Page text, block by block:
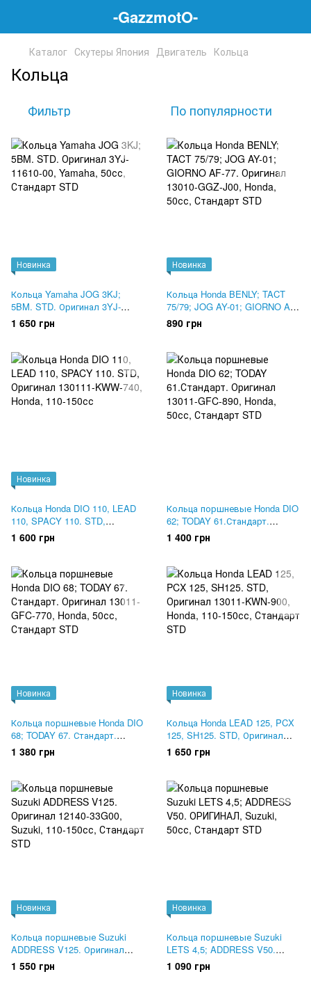
-GazzmotO-
Каталог Скутеры Япония Двигатель Кольца
Кольца
Фильтр По популярности
Новинка
Кольца Yamaha JOG 3KJ;
5BM. STD. Оригинал 3YJ-
11610-00
1 650 грн
Новинка
Кольца Honda BENLY; TACT
75/79; JOG AY-01; GIORNO AF-
77. Оригинал 13010-GGZ-J00
890 грн
Новинка
Кольца Honda DIO 110, LEAD
110, SPACY 110. STD,
Оригинал 130111-KWW-740
1 600 грн
Кольца поршневые Honda DIO
62; TODAY 61.Стандарт.
Оригинал 13011-GFC-890
1 400 грн
Новинка
Кольца поршневые Honda DIO
68; TODAY 67. Стандарт.
Оригинал 13011-GFC-770
1 380 грн
Новинка
Кольца Honda LEAD 125, PCX
125, SH125. STD, Оригинал
13011-KWN-900
1 650 грн
Новинка
Кольца поршневые Suzuki
ADDRESS V125. Оригинал
12140-33G00
1 550 грн
Новинка
Кольца поршневые Suzuki
LETS 4,5; ADDRESS V50.
ОРИГИНАЛ
1 090 грн